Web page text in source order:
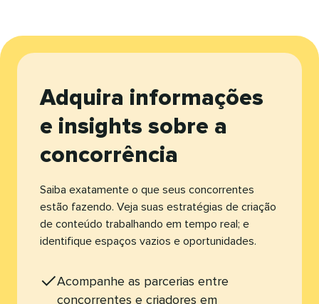
Adquira informações
e insights sobre a
concorrência​​
Saiba exatamente o que seus concorrentes
estão fazendo. Veja suas estratégias de criação
de conteúdo trabalhando em tempo real; e
identifique espaços vazios e oportunidades.​​
Acompanhe as parcerias entre
concorrentes e criadores em